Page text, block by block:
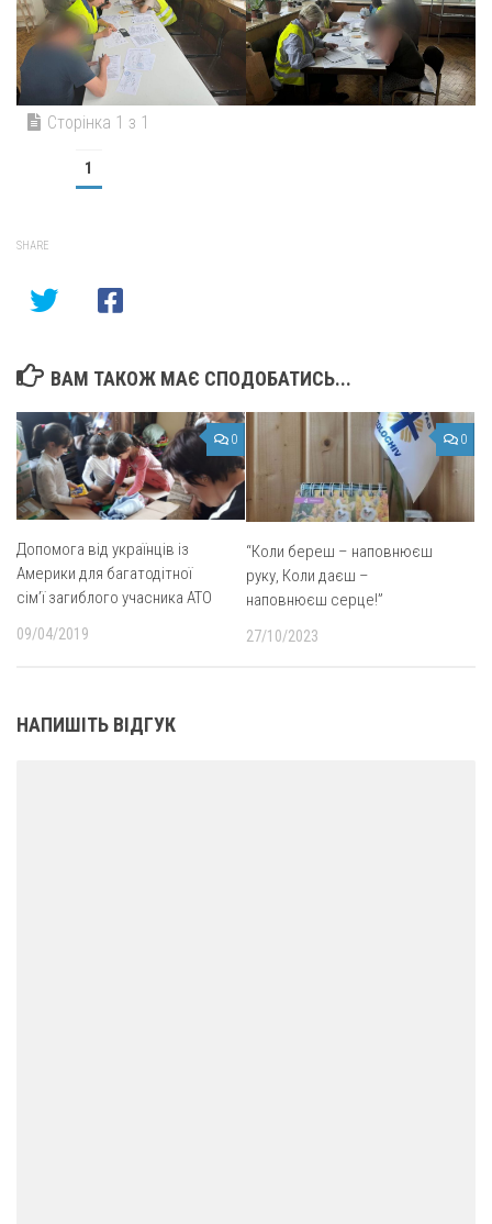
Сторінка 1 з 1
1
SHARE
ВАМ ТАКОЖ МАЄ СПОДОБАТИСЬ...
0
Допомога від українців із
Америки для багатодітної
сім’ї загиблого учасника АТО
09/04/2019
0
“Коли береш – наповнюєш
руку, Коли даєш –
наповнюєш серце!”
27/10/2023
НАПИШІТЬ ВІДГУК